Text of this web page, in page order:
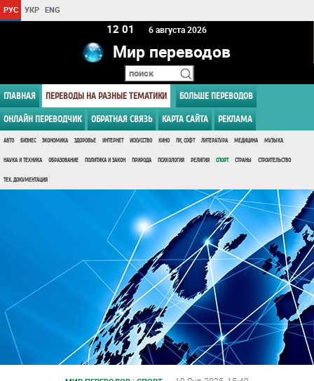
РУС УКР ENG
12:01 6 августа 2026
Мир переводов
ГЛАВНАЯ ПЕРЕВОДЫ НА РАЗНЫЕ ТЕМАТИКИ БОЛЬШЕ ПЕРЕВОДОВ
ОНЛАЙН ПЕРЕВОДЧИК ОБРАТНАЯ СВЯЗЬ КАРТА САЙТА РЕКЛАМА
АВТО БИЗНЕС ЭКОНОМИКА ЗДОРОВЬЕ ИНТЕРНЕТ ИСКУССТВО КИНО ПК, СОФТ ЛИТЕРАТУРА МЕДИЦИНА МУЗЫКА
НАУКА И ТЕХНИКА ОБРАЗОВАНИЕ ПОЛИТИКА И ЗАКОН ПРИРОДА ПСИХОЛОГИЯ РЕЛИГИЯ СПОРТ СТРАНЫ СТРОИТЕЛЬСТВО
ТЕХ. ДОКУМЕНТАЦИЯ